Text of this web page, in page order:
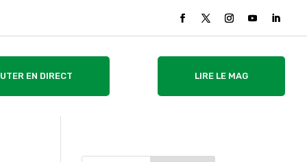
EN DIRECT LIRE LE MAG